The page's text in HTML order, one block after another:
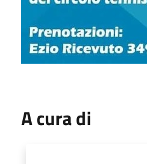
A cura di